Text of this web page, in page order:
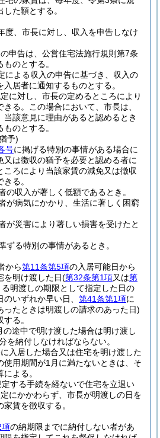
た額とする。
度、市長に対し、収入を申告しなけ
申告は、公営住宅法施行規則第7条
のとする。
による収入の申告に基づき、収入の
居者に通知するものとする。
に対し、市長の定めるところにより
る。
この場合において、市長は、
当該意見に理由があると認めるとき
のとする。
予)
号に掲げる特別の事情がある場合に
又は徴収の猶予を必要と認める者に
ころにより当該家賃の減免又は徴収
る。
の収入が著しく低額であるとき。
が病気にかかり、生活に著しく困窮
が災害により著しい損害を受けたと
ずる特別の事情があるとき。
から第11条第5項の入居可能日から
を明け渡した日(第32条第1項又は第
明渡しの期限として指定した日の
いずれか早い日、 第41条第1項に
ったときは明渡しの請求のあった日)
る。
の途中で明け渡した場合は明け渡し
を納付しなければならない。
入居した場合又は住宅を明け渡した
使用期間が1月に満たないときは、そ
よる。
定する手続を経ないで住宅を立退い
にかかわらず、市長が明渡しの日を
賃を徴収する。
項の納期限までに納付しない者があ